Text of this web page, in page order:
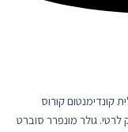
קונדימנטום קורוס
גולר מונפרר סוברט